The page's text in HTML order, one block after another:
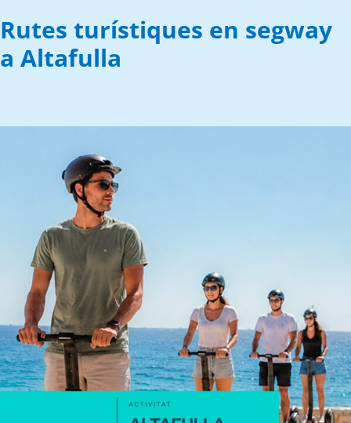
Rutes turístiques en segway
a Altafulla